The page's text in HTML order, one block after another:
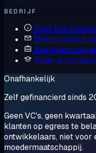
BEDRIJF
Over ons
Neem contact
Onafhankelijk
Zelf gefinancierd sinds
Geen VC's, geen
klanten op egress te
ontwikkelaars, niet voor
moedermaatschappij.